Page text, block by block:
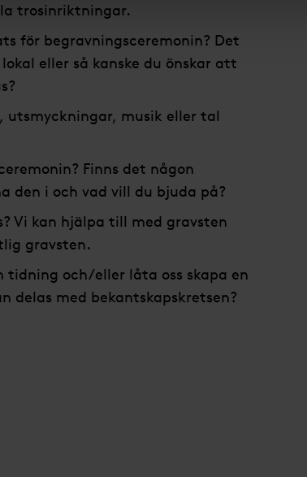
trosinriktningar.
för begravningsceremonin? Det
eller så kanske du önskar att
utsmyckningar, musik eller tal
Finns det någon
den i och vad vill du bjuda på?
Vi kan hjälpa till med gravsten
gravsten.
tidning och/eller låta oss skapa en
delas med bekantskapskretsen?